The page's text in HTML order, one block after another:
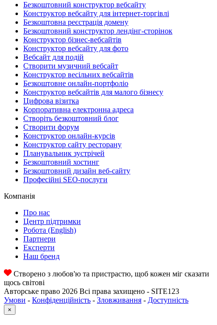
Безкоштовний конструктор вебсайту
Конструктор вебсайту для інтернет-торгівлі
Безкоштовна реєстрація домену
Безкоштовний конструктор лендінг-сторінок
Конструктор бізнес-вебсайтів
Конструктор вебсайту для фото
Вебсайт для подій
Створити музичний вебсайт
Конструктор весільних вебсайтів
Безкоштовне онлайн-портфоліо
Конструктор вебсайтів для малого бізнесу
Цифрова візитка
Корпоративна електронна адреса
Створіть безкоштовний блог
Створити форум
Конструктор онлайн-курсів
Конструктор сайту ресторану
Планувальник зустрічей
Безкоштовний хостинг
Безкоштовний дизайн веб-сайту
Професійні SEO-послуги
Компанія
Про нас
Центр підтримки
Робота (English)
Партнери
Експерти
Наш бренд
Створено з любов'ю та пристрастю, щоб кожен міг сказати
щось світові
Авторське право 2026 Всі права захищено - SITE123
Умови - Конфіденційність - Зловживання - Доступність
×